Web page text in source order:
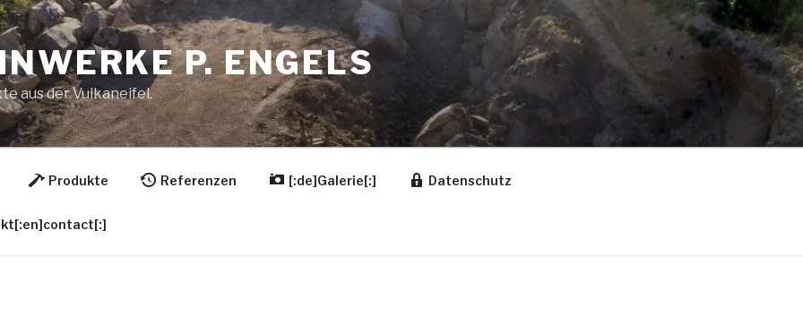
P. ENGELS
aus der Vulkaneifel.
Produkte Referenzen [:de]Galerie[:] Datenschutz